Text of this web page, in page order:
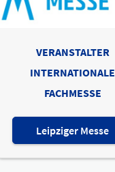
VERANSTALTER
INTERNATIONALE
FACHMESSE
Leipziger Messe